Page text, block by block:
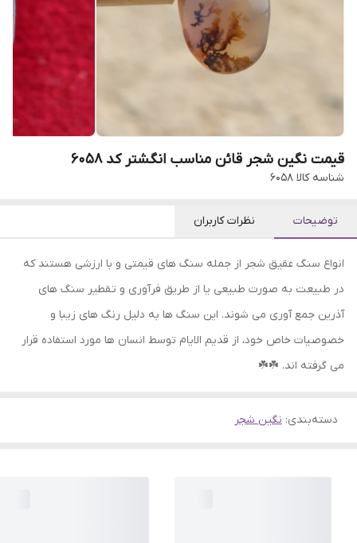
قیمت نگین شجر قائن مناسب انگشتر کد ۶۰۵۸
شناسه کالا 605۸
توضیحات نظرات کاربران
انواع سنگ عقیق شجر از جمله سنگ های قیمتی و با ارزشی هستند که
در طبیعت به صورت طبیعی یا از طریق فرآوری و تقطیر سنگ های
آذرین جمع آوری می شوند. این سنگ ها به دلیل رنگ های زیبا و
خصوصیات خاص خود، از قدیم الایام توسط انسان ها مورد استفاده قرار
می گرفته اند. ☘️☘️
دسته‌بندی: نگین شجر